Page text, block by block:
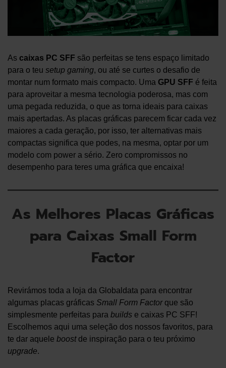
As caixas PC SFF são perfeitas se tens espaço limitado
para o teu setup gaming, ou até se curtes o desafio de
montar num formato mais compacto. Uma GPU SFF é feita
para aproveitar a mesma tecnologia poderosa, mas com
uma pegada reduzida, o que as torna ideais para caixas
mais apertadas. As placas gráficas parecem ficar cada vez
maiores a cada geração, por isso, ter alternativas mais
compactas significa que podes, na mesma, optar por um
modelo com power a sério. Zero compromissos no
desempenho para teres uma gráfica que encaixa!
As Melhores Placas Gráficas
para Caixas Small Form
Factor
Revirámos toda a loja da Globaldata para encontrar
algumas placas gráficas Small Form Factorque são
simplesmente perfeitas para builds e caixas PC SFF!
Escolhemos aqui uma seleção dos nossos favoritos, para
te dar aquele boostde inspiração para o teu próximo
upgrade.